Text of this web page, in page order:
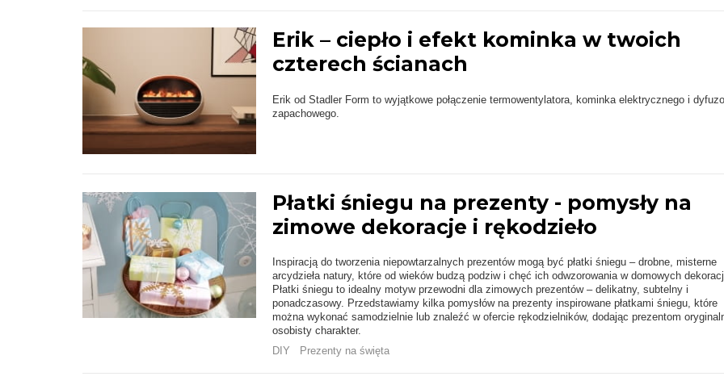
Erik – ciepło i efekt kominka w twoich
czterech ścianach
Erik od Stadler Form to wyjątkowe połączenie termowentylatora, kominka elektrycznego i
zapachowego.
Płatki śniegu na prezenty - pomysły na
zimowe dekoracje i rękodzieło
Inspiracją do tworzenia niepowtarzalnych prezentów mogą być płatki śniegu – drobne, misterne
arcydzieła natury, które od wieków budzą podziw i chęć ich odwzorowania w domowych
Płatki śniegu to idealny motyw przewodni dla zimowych prezentów – delikatny, subtelny i
ponadczasowy. Przedstawiamy kilka pomysłów na prezenty inspirowane płatkami śniegu, które
można wykonać samodzielnie lub znaleźć w ofercie rękodzielników, dodając prezentom
osobisty charakter.
DIY
Prezenty na święta